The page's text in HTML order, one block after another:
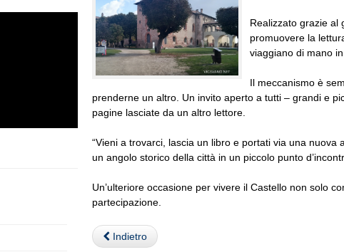
Realizzato grazie al
promuovere la
viaggiano di mano
Il meccanismo è
prenderne un altro. Un invito aperto a tutti – grandi e
pagine lasciate da un altro lettore.
“Vieni a trovarci, lascia un libro e portati via una
un angolo storico della città in un piccolo punto
Un’ulteriore occasione per vivere il Castello non solo
partecipazione.
Indietro